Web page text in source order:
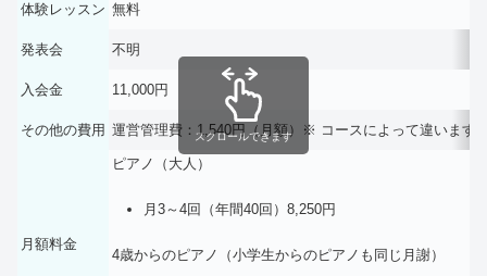
体験レッスン 無料
発表会 不明
入会金 11,000円
その他の費用 運営管理費：1,540円（月額）※ コースによって違います
月額料金
ピアノ（大人）
月3～4回（年間40回）8,250円
4歳からのピアノ（小学生からのピアノも同じ月謝）
スクロールできます